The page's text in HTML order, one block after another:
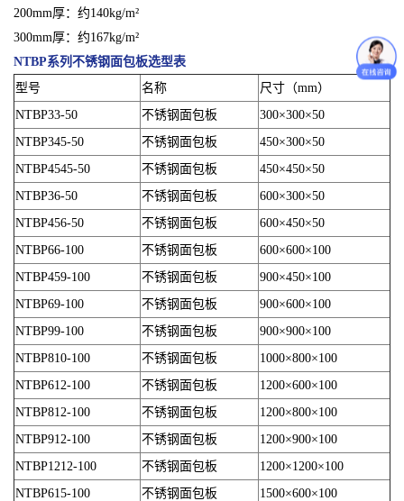
200mm厚：约140kg/m²
300mm厚：约167kg/m²
NTBP系列不锈钢面包板选型表
型号
名称
尺寸（mm）
NTBP33-50
不锈钢面包板
300×300×50
NTBP345-50
不锈钢面包板
450×300×50
NTBP4545-50
不锈钢面包板
450×450×50
NTBP36-50
不锈钢面包板
600×300×50
NTBP456-50
不锈钢面包板
600×450×50
NTBP66-100
不锈钢面包板
600×600×100
NTBP459-100
不锈钢面包板
900×450×100
NTBP69-100
不锈钢面包板
900×600×100
NTBP99-100
不锈钢面包板
900×900×100
NTBP810-100
不锈钢面包板
1000×800×100
NTBP612-100
不锈钢面包板
1200×600×100
NTBP812-100
不锈钢面包板
1200×800×100
NTBP912-100
不锈钢面包板
1200×900×100
NTBP1212-100
不锈钢面包板
1200×1200×100
NTBP615-100
不锈钢面包板
1500×600×100